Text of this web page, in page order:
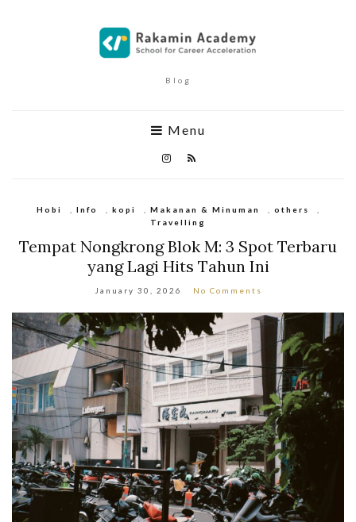
Blog
Menu
Hobi Info kopi Makanan & Minuman others
Travelling
Tempat Nongkrong Blok M: 3 Spot Terbaru
yang Lagi Hits Tahun Ini
January 30, 2026 No Comments